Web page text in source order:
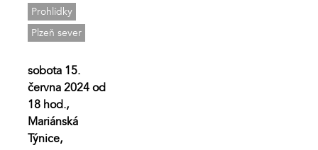
Prohlídky
Plzeň sever
sobota 15.
června 2024 od
18 hod.,
Mariánská
Týnice,